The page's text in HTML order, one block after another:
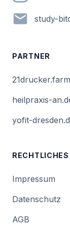
PARTNER
21drucker.farm
heilpraxis-
yofit-
RECHTLICHES
Impressum
Datenschutz
AGB